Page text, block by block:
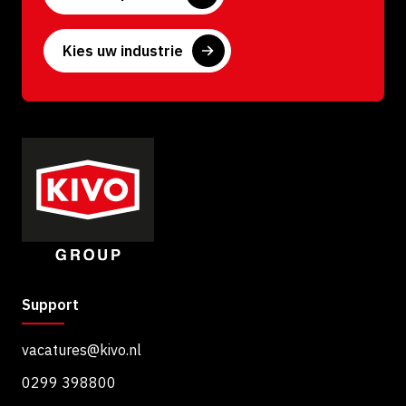
Kies uw industrie
Support
vacatures@kivo.nl
0299 398800